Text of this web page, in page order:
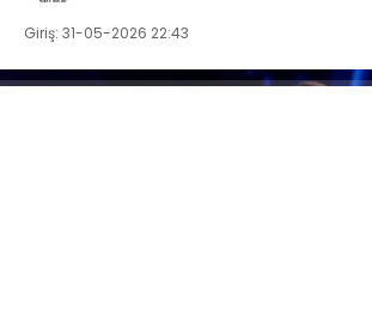
Giriş: 31-05-2026 22:43